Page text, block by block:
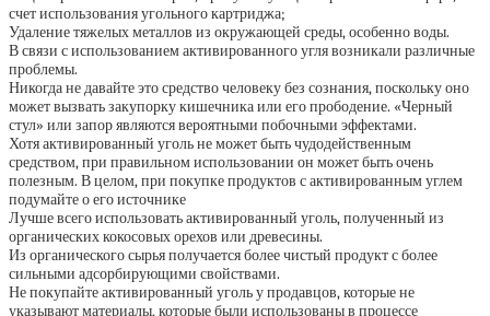
счет использования угольного картриджа;
Удаление тяжелых металлов из окружающей среды, особенно воды.
В связи с использованием активированного угля возникали различные
проблемы.
Никогда не давайте это средство человеку без сознания, поскольку оно
может вызвать закупорку кишечника или его прободение. «Черный
стул» или запор являются вероятными побочными эффектами.
Хотя активированный уголь не может быть чудодейственным
средством, при правильном использовании он может быть очень
полезным. В целом, при покупке продуктов с активированным углем
подумайте о его источнике
Лучше всего использовать активированный уголь, полученный из
органических кокосовых орехов или древесины.
Из органического сырья получается более чистый продукт с более
сильными адсорбирующими свойствами.
Не покупайте активированный уголь у продавцов, которые не
указывают материалы, которые были использованы в процессе